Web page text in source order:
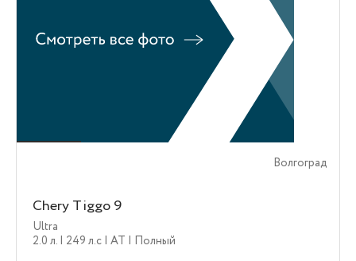
Волгоград
Chery Tiggo 9
Ultra
2.0 л. | 249 л.c | AT | Полный